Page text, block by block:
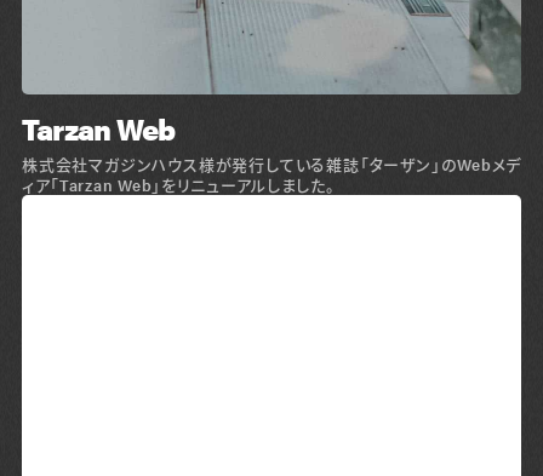
Tarzan Web
株式会社マガジンハウス様が発行している雑誌「ターザン」のWebメデ
ィア「Tarzan Web」をリニューアルしました。